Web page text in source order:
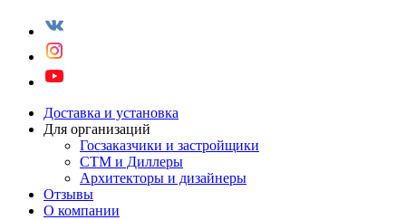
Доставка и установка
Для организаций
Госзаказчики и застройщики
СТМ и Диллеры
Архитекторы и дизайнеры
Отзывы
О компании